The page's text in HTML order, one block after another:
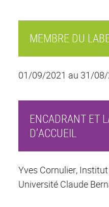
MEMBRE DU
01/09/2021 au 31/
ENCADRANT ET
D’ACCUEIL
Yves Cornulier,
Université Claude